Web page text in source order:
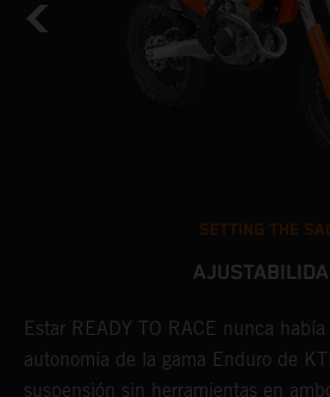
SETTING THE
Estar READY TO RACE nunca
autonomía de la gama Enduro de
suspensión sin herramientas en